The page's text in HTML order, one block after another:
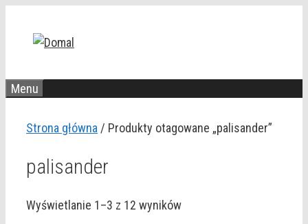
Menu
Strona główna / Produkty otagowane „palisander”
palisander
Wyświetlanie 1–3 z 12 wynikówPosortowane